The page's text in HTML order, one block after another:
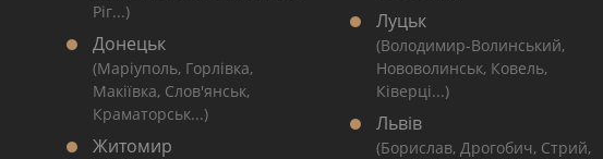
Ріг...)
Донецьк
(Маріуполь, Горлівка,
Макіївка, Слов'янськ,
Краматорськ...)
Житомир
Луцьк
(Володимир-Волинський,
Нововолинськ, Ковель,
Ківерці...)
Львів
(Борислав, Дрогобич, Стрий,